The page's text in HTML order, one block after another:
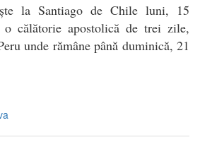
la Santiago de Chile luni, 15
călătorie apostolică de trei zile,
unde rămâne până duminică, 21